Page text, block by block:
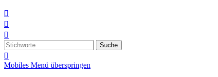



Suche

Mobiles Menü überspringen